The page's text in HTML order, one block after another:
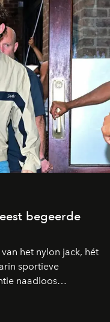
begeerde
het nylon jack, hét
sportieve
naadloos